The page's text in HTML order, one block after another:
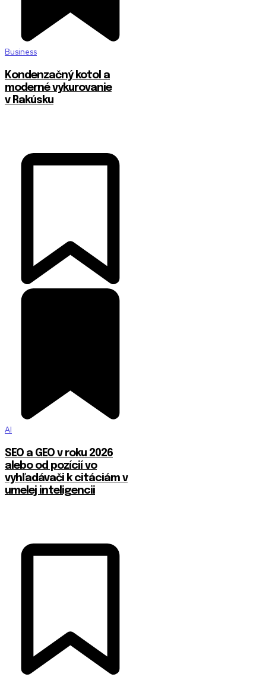
Business
Kondenzačný kotol a
moderné vykurovanie
v Rakúsku
AI
SEO a GEO v roku 2026
alebo od pozícií vo
vyhľadávači k citáciám v
umelej inteligencii